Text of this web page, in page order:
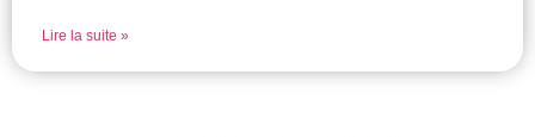
Lire la suite »